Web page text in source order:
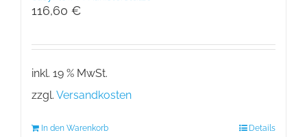
116,60 €
inkl. 19 % MwSt.
zzgl. Versandkosten
In den Warenkorb Details